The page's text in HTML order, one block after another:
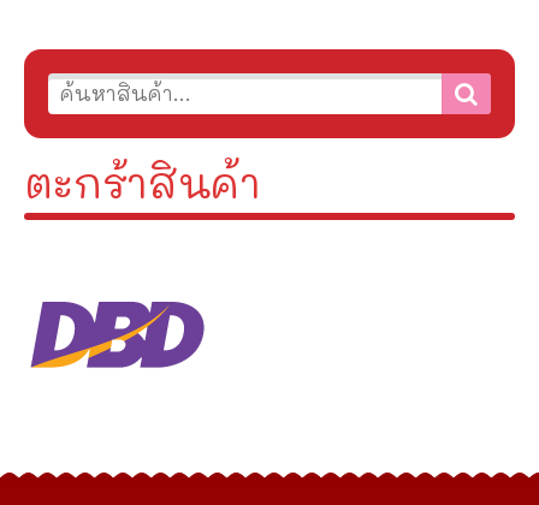
ตะกร้าสินค้า